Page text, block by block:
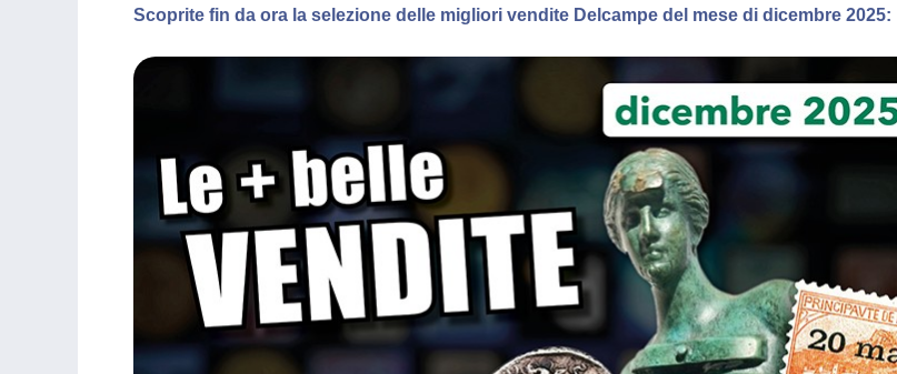
Scoprite fin da ora la selezione delle migliori vendite Delcampe del mese di dicembre 2025: